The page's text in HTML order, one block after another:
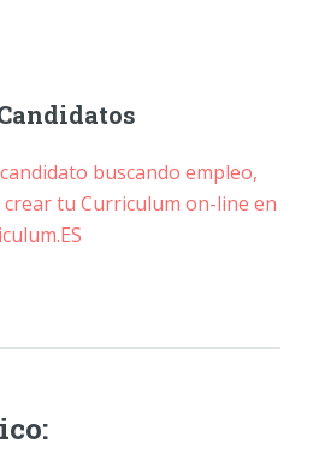
buscando empleo,
crear tu Curriculum on-line en